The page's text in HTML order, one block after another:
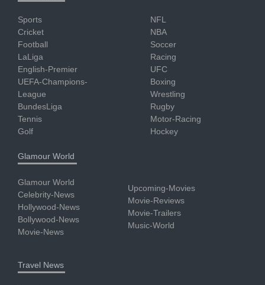
Sports
Cricket
Football
LaLiga
English-Premier
UEFA-Champions-
League
BundesLiga
Tennis
Golf
NFL
NBA
Soccer
Racing
UFC
Boxing
Wrestling
Rugby
Motor-Racing
Hockey
Glamour World
Glamour World
Celebrity-News
Hollywood-News
Bollywood-News
Movie-News
Upcoming-Movies
Movie-Reviews
Movie-Trailers
Music-World
Travel News